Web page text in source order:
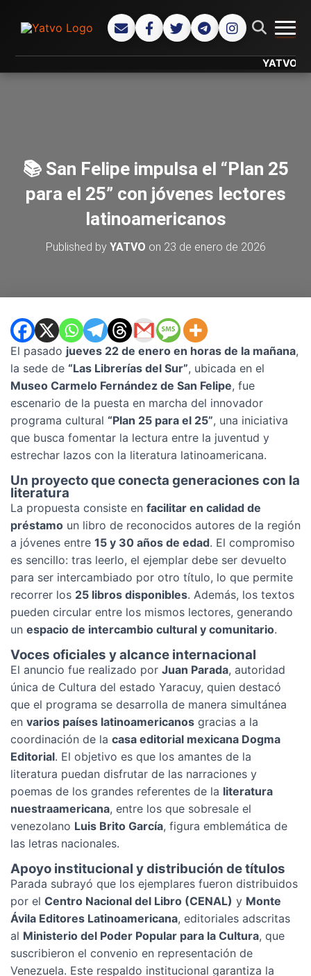
YATVO...
📚 San Felipe impulsa el “Plan 25
para el 25” con jóvenes lectores
latinoamericanos
Published by YATVO on 23 de enero de 2026
El pasado jueves 22 de enero en horas de la mañana,
la sede de “Las Librerías del Sur”, ubicada en el
Museo Carmelo Fernández de San Felipe, fue
escenario de la puesta en marcha del innovador
programa cultural “Plan 25 para el 25”, una iniciativa
que busca fomentar la lectura entre la juventud y
estrechar lazos con la literatura latinoamericana.
Un proyectoqueconecta generaciones con la
literatura
La propuesta consiste en facilitar en calidad de
préstamo un libro de reconocidos autores de la región
a jóvenes entre 15 y 30 años de edad. El compromiso
es sencillo: tras leerlo, el ejemplar debe ser devuelto
para ser intercambiado por otro título, lo que permite
recorrer los 25 libros disponibles. Además, los textos
pueden circular entre los mismos lectores, generando
un espacio de intercambio cultural y comunitario.
Voces oficiales yalcance internacional
El anuncio fue realizado por Juan Parada, autoridad
única de Cultura del estado Yaracuy, quien destacó
que el programa se desarrolla de manera simultánea
en varios países latinoamericanos gracias a la
coordinación de la casa editorial mexicana Dogma
Editorial. El objetivo es que los amantes de la
literatura puedan disfrutar de las narraciones y
poemas de los grandes referentes de la literatura
nuestraamericana, entre los que sobresale el
venezolano Luis Brito García, figura emblemática de
las letras nacionales.
Apoyo institucional ydistribución detítulos
Parada subrayó que los ejemplares fueron distribuidos
por el Centro Nacional del Libro (CENAL) y Monte
Ávila Editores Latinoamericana, editoriales adscritas
al Ministerio del Poder Popular para la Cultura, que
suscribieron el convenio en representación de
Venezuela. Este respaldo institucional garantiza la